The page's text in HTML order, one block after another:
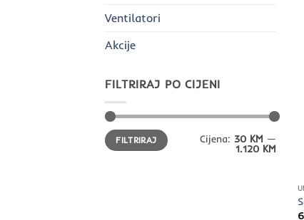
Ventilatori
Akcije
FILTRIRAJ PO CIJENI
Min
cijena
Maks
cijenaFILTRIRAJ Cijena: 30 KM —
1.120 KM